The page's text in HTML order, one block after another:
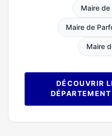
Maire de
Maire de
Maire
DÉCOUVRIR